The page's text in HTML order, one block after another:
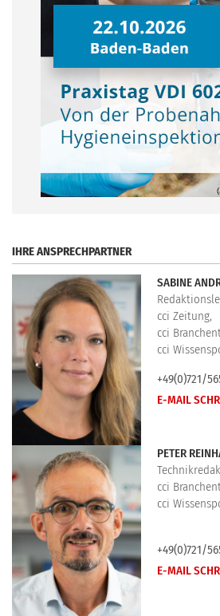
IHRE ANSPRECHPARTNER
SABINE
cci Zeitung,
cci
cci
+49(0)721/
E-MAIL
PETER
cci
cci
+49(0)721/
E-MAIL